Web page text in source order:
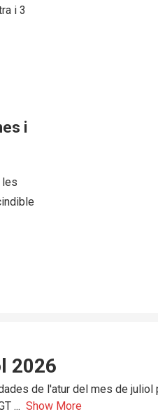
i 3
i
les
2026
de l'atur del mes de juliol
... Show More